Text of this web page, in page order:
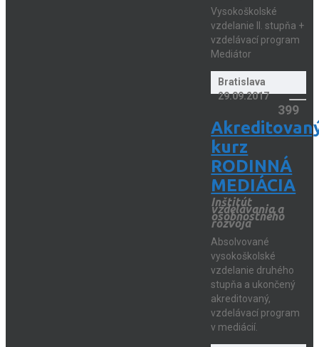
Vysokoškolské
vzdelanie II. stupňa +
vzdelávací program
Mediátor
Bratislava
29.09.2017
399
kurz
RODINNÁ
MEDIÁCIA
Inštitút
vzdelávania a
osobnostného
rozvoja
Absolvované
vysokoškolské
vzdelanie druhého
stupňa a ukončený
akreditovaný,
vzdelávací program
v mediácií.